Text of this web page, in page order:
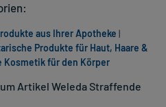
Artikel Weleda Straffende
aus Ihrer Apotheke |
Produkte für Haut, Haare &
Kosmetik für den Körper